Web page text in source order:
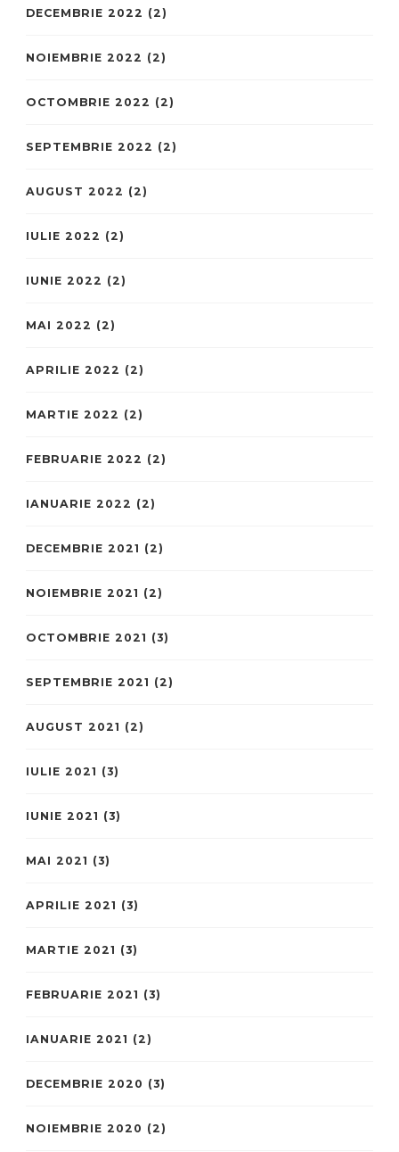
DECEMBRIE 2022 (2)
NOIEMBRIE 2022 (2)
OCTOMBRIE 2022 (2)
SEPTEMBRIE 2022 (2)
AUGUST 2022 (2)
IULIE 2022 (2)
IUNIE 2022 (2)
MAI 2022 (2)
APRILIE 2022 (2)
MARTIE 2022 (2)
FEBRUARIE 2022 (2)
IANUARIE 2022 (2)
DECEMBRIE 2021 (2)
NOIEMBRIE 2021 (2)
OCTOMBRIE 2021 (3)
SEPTEMBRIE 2021 (2)
AUGUST 2021 (2)
IULIE 2021 (3)
IUNIE 2021 (3)
MAI 2021 (3)
APRILIE 2021 (3)
MARTIE 2021 (3)
FEBRUARIE 2021 (3)
IANUARIE 2021 (2)
DECEMBRIE 2020 (3)
NOIEMBRIE 2020 (2)